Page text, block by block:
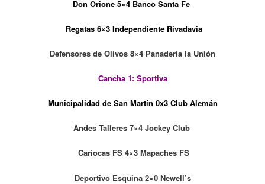
Don Orione 5×4 Banco Santa Fe
Regatas 6×3 Independiente Rivadavia
Defensores de Olivos 8×4 Panadería la Unión
Cancha 1: Sportiva
Municipalidad de San Martín 0x3 Club Alemán
Andes Talleres 7×4 Jockey Club
Cariocas FS 4×3 Mapaches FS
Deportivo Esquina 2×0 Newell’s